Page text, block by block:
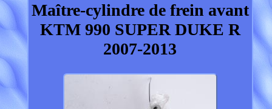
Maître-cylindre de frein avant
KTM 990 SUPER DUKE R
2007-2013